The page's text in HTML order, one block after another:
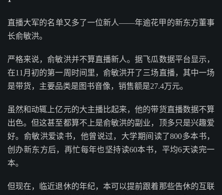
直播大军的名单又多了一位新人——年逾花甲的新东方董事
长俞敏洪。
严格来说，俞敏洪并不算直播新人。据飞瓜数据平台显示，
在11月初的第一周时间里，俞敏洪开了三场直播，其中一场
是带货，主要品类是图书音像，销售额是27.4万元。
虽然和动辄上亿元的大主播比起来，他的带货直播数据不算
出色。但这甚至都算不上是俞敏洪的副业，顶多只是兴趣爱
好。俞敏洪爱读书，他曾说过，大学期间读了800多本书，
创办新东方后，再忙每年也坚持读60本书，平均6天读完一
本。
但现在，临近退休的年纪，本可以提前跟着那些告休的互联